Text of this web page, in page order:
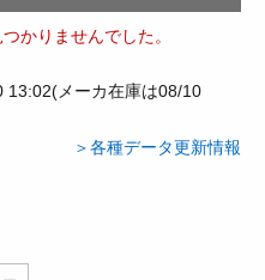
かりませんでした。
13:02(メーカ在庫は08/10
＞各種データ更新情報